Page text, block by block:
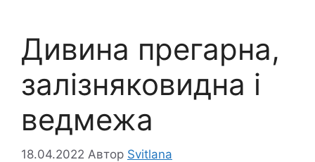
Дивина прегарна,
залізняковидна і
ведмежа
18.04.2022 Автор Svitlana